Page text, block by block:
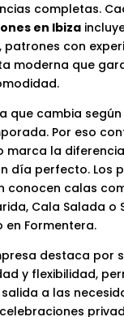
completas.
en Ibiza
patrones con
moderna que
que cambia
Por eso
marca la
día perfecto. Los
conocen calas
Cala Salada o
Formentera.
destaca por
y flexibilidad,
a las